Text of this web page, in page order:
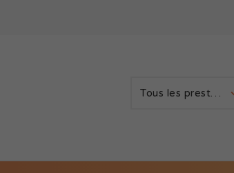
Tous les prestataires